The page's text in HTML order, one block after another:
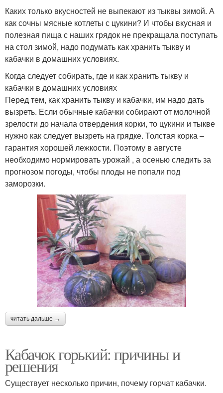
Каких только вкусностей не выпекают из тыквы зимой. А
как сочны мясные котлеты с цукини? И чтобы вкусная и
полезная пища с наших грядок не прекращала поступать
на стол зимой, надо подумать как хранить тыкву и
кабачки в домашних условиях.
Когда следует собирать, где и как хранить тыкву и
кабачки в домашних условиях
Перед тем, как хранить тыкву и кабачки, им надо дать
вызреть. Если обычные кабачки собирают от молочной
зрелости до начала отвердения корки, то цукини и тыкве
нужно как следует вызреть на грядке. Толстая корка –
гарантия хорошей лежкости. Поэтому в августе
необходимо нормировать урожай , а осенью следить за
прогнозом погоды, чтобы плоды не попали под
заморозки.
читать дальше →
Кабачок горький: причины и
решения
Существует несколько причин, почему горчат кабачки.